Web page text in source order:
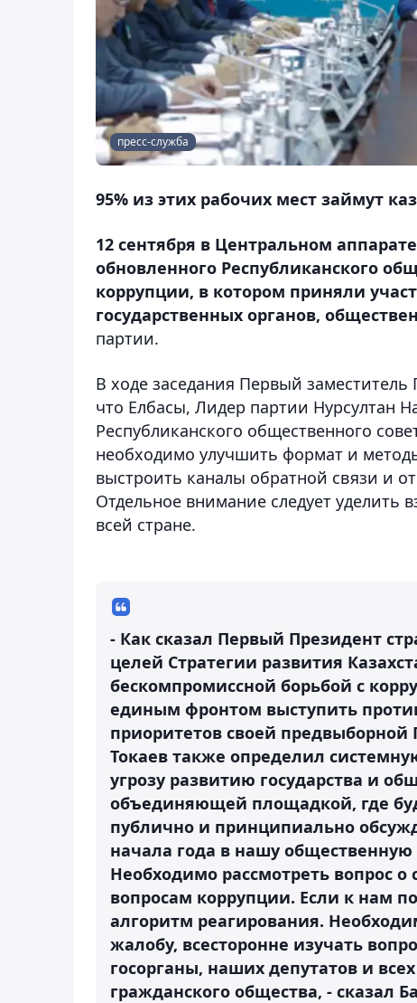
пресс-служба
95% из этих рабочих мест займут
12 сентября в Центральном
обновленного Республиканского
коррупции, в котором приняли
государственных органов,
партии.
В ходе заседания Первый
что Елбасы, Лидер партии Нурсултан
Республиканского общественного
необходимо улучшить формат и
выстроить каналы обратной связи и
Отдельное внимание следует
всей стране.
- Как сказал Первый Президент
целей Стратегии развития
бескомпромиссной борьбой с
единым фронтом выступить
приоритетов своей
Токаев также определил
угрозу развитию государства и
объединяющей площадкой, где
публично и принципиально
начала года в нашу
Необходимо рассмотреть вопрос
вопросам коррупции. Если к нам
алгоритм реагирования.
жалобу, всесторонне изучать
госорганы, наших депутатов и
гражданского общества, - сказал